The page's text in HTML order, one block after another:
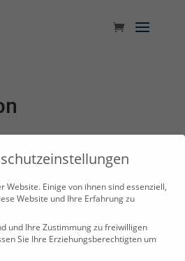
id=“209073″]
GmbH
Website. Einige von ihnen sind essenziell,
Website und Ihre Erfahrung zu
und Ihre Zustimmung zu freiwilligen
Sie Ihre Erziehungsberechtigten um